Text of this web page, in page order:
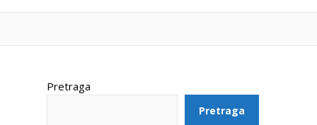
Pretraga
Pretraga